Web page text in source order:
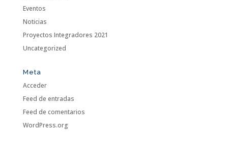
Eventos
Noticias
Proyectos Integradores 2021
Uncategorized
Meta
Acceder
Feed de entradas
Feed de comentarios
WordPress.org